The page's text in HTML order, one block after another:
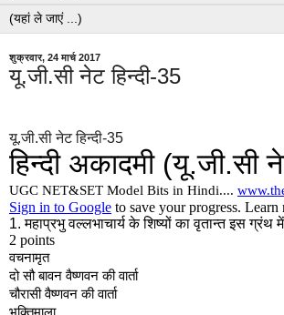
शुक्रवार, 24 मार्च 2017
यू.जी.सी नेट हिन्दी-35
यू.जी.सी नेट हिन्दी-35